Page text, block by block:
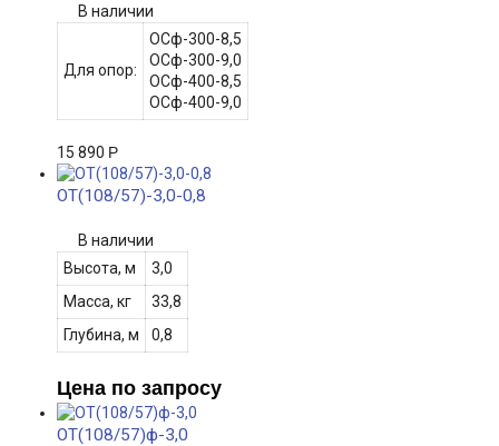
В наличии
Для опор:
ОСф-300-8,5
ОСф-300-9,0
ОСф-400-8,5
ОСф-400-9,0
15 890 Р
ОТ(108/57)-3,0-0,8
В наличии
Высота, м
3,0
Масса, кг
33,8
Глубина, м
0,8
Цена по запросу
ОТ(108/57)ф-3,0